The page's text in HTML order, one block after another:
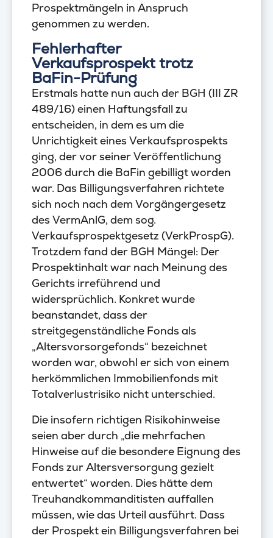
Prospektmängeln in Anspruch
genommen zu werden.
Fehlerhafter
Verkaufsprospekt trotz
BaFin-Prüfung
Erstmals hatte nun auch der BGH (III ZR
489/16) einen Haftungsfall zu
entscheiden, in dem es um die
Unrichtigkeit eines Verkaufsprospekts
ging, der vor seiner Veröffentlichung
2006 durch die BaFin gebilligt worden
war. Das Billigungsverfahren richtete
sich noch nach dem Vorgängergesetz
des VermAnlG, dem sog.
Verkaufsprospektgesetz (VerkProspG).
Trotzdem fand der BGH Mängel: Der
Prospektinhalt war nach Meinung des
Gerichts irreführend und
widersprüchlich. Konkret wurde
beanstandet, dass der
streitgegenständliche Fonds als
„Altersvorsorgefonds“ bezeichnet
worden war, obwohl er sich von einem
herkömmlichen Immobilienfonds mit
Totalverlustrisiko nicht unterschied.
Die insofern richtigen Risikohinweise
seien aber durch „die mehrfachen
Hinweise auf die besondere Eignung des
Fonds zur Altersversorgung gezielt
entwertet“ worden. Dies hätte dem
Treuhandkommanditisten auffallen
müssen, wie das Urteil ausführt. Dass
der Prospekt ein Billigungsverfahren bei